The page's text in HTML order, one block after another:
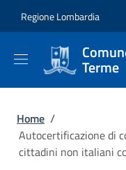
Regione Lombardia
Terme
Briciole di
Home /
Autocertificazione di
cittadini non italiani